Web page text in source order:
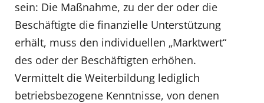
sein: Die Maßnahme, zu der der oder die
Beschäftigte die finanzielle Unterstützung
erhält, muss den individuellen „Marktwert“
des oder der Beschäftigten erhöhen.
Vermittelt die Weiterbildung lediglich
betriebsbezogene Kenntnisse, von denen